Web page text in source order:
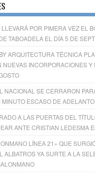
POR PIMERA VEZ EL
TABOADELA EL DÍA 5 DE
ARQUITECTURA TÉCNICA
INCORPORACIONES Y
NACIONAL SE CERRARON
ESCASO DE ADELANTO
A LAS PUERTAS DEL
ANTE CRISTIAN LEDESMA
LÍNEA 21» QUE
ALBATROS YA SURTE A LA